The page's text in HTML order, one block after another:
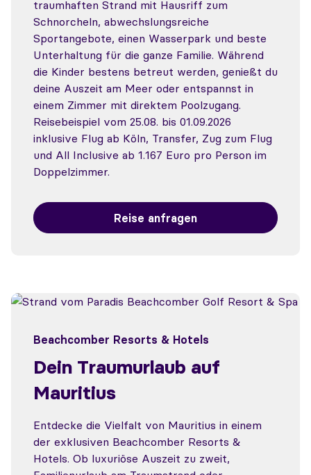
traumhaften Strand mit Hausriff zum
Schnorcheln, abwechslungsreiche
Sportangebote, einen Wasserpark und beste
Unterhaltung für die ganze Familie. Während
die Kinder bestens betreut werden, genießt du
deine Auszeit am Meer oder entspannst in
einem Zimmer mit direktem Poolzugang.
Reisebeispiel vom 25.08. bis 01.09.2026
inklusive Flug ab Köln, Transfer, Zug zum Flug
und All Inclusive ab 1.167 Euro pro Person im
Doppelzimmer.
Reise anfragen
Beachcomber Resorts & Hotels
Dein Traumurlaub auf
Mauritius
Entdecke die Vielfalt von Mauritius in einem
der exklusiven Beachcomber Resorts &
Hotels. Ob luxuriöse Auszeit zu zweit,